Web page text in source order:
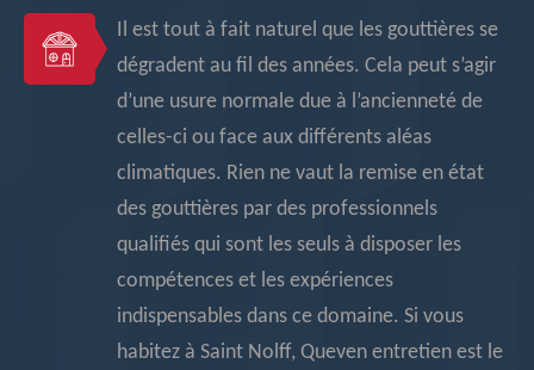
Il est tout à fait naturel que les gouttières se
dégradent au fil des années. Cela peut s’agir
d’une usure normale due à l’ancienneté de
celles-ci ou face aux différents aléas
climatiques. Rien ne vaut la remise en état
des gouttières par des professionnels
qualifiés qui sont les seuls à disposer les
compétences et les expériences
indispensables dans ce domaine. Si vous
habitez à Saint Nolff, Queven entretien est le